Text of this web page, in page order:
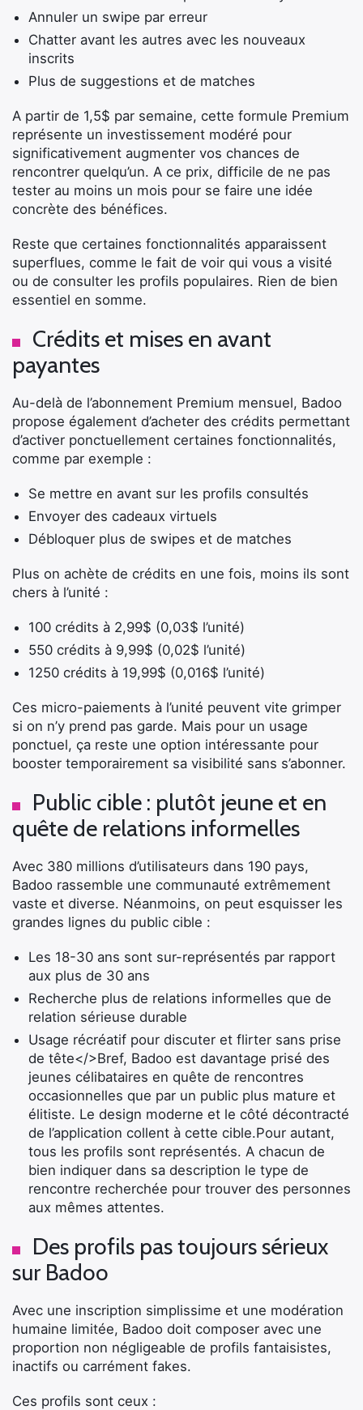
Annuler un swipe par erreur
Chatter avant les autres avec les nouveaux
inscrits
Plus de suggestions et de matches
A partir de 1,5$ par semaine, cette formule Premium
représente un investissement modéré pour
significativement augmenter vos chances de
rencontrer quelqu’un. A ce prix, difficile de ne pas
tester au moins un mois pour se faire une idée
concrète des bénéfices.
Reste que certaines fonctionnalités apparaissent
superflues, comme le fait de voir qui vous a visité
ou de consulter les profils populaires. Rien de bien
essentiel en somme.
Crédits et mises en avant
payantes
Au-delà de l’abonnement Premium mensuel, Badoo
propose également d’acheter des crédits permettant
d’activer ponctuellement certaines fonctionnalités,
comme par exemple :
Se mettre en avant sur les profils consultés
Envoyer des cadeaux virtuels
Débloquer plus de swipes et de matches
Plus on achète de crédits en une fois, moins ils sont
chers à l’unité :
100 crédits à 2,99$ (0,03$ l’unité)
550 crédits à 9,99$ (0,02$ l’unité)
1250 crédits à 19,99$ (0,016$ l’unité)
Ces micro-paiements à l’unité peuvent vite grimper
si on n’y prend pas garde. Mais pour un usage
ponctuel, ça reste une option intéressante pour
booster temporairement sa visibilité sans s’abonner.
Public cible : plutôt jeune et en
quête de relations informelles
Avec 380 millions d’utilisateurs dans 190 pays,
Badoo rassemble une communauté extrêmement
vaste et diverse. Néanmoins, on peut esquisser les
grandes lignes du public cible :
Les 18-30 ans sont sur-représentés par rapport
aux plus de 30 ans
Recherche plus de relations informelles que de
relation sérieuse durable
Usage récréatif pour discuter et flirter sans prise
de tête</>Bref, Badoo est davantage prisé des
jeunes célibataires en quête de rencontres
occasionnelles que par un public plus mature et
élitiste. Le design moderne et le côté décontracté
de l’application collent à cette cible.Pour autant,
tous les profils sont représentés. A chacun de
bien indiquer dans sa description le type de
rencontre recherchée pour trouver des personnes
aux mêmes attentes.
Des profils pas toujours sérieux
sur Badoo
Avec une inscription simplissime et une modération
humaine limitée, Badoo doit composer avec une
proportion non négligeable de profils fantaisistes,
inactifs ou carrément fakes.
Ces profils sont ceux :
Rechercher
: